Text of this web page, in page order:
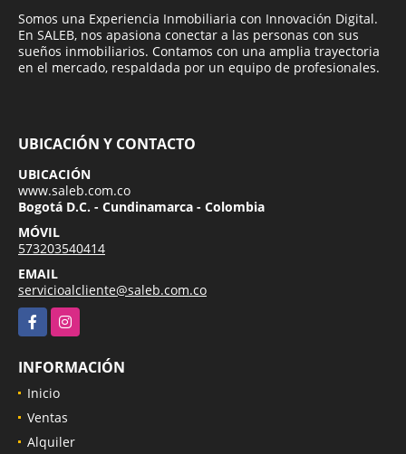
Somos una Experiencia Inmobiliaria con Innovación Digital.
En SALEB, nos apasiona conectar a las personas con sus
sueños inmobiliarios. Contamos con una amplia trayectoria
en el mercado, respaldada por un equipo de profesionales.
UBICACIÓN Y CONTACTO
UBICACIÓN
www.saleb.com.co
Bogotá D.C. - Cundinamarca - Colombia
MÓVIL
573203540414
EMAIL
servicioalcliente@saleb.com.co
FacebookInstagram
INFORMACIÓN
Inicio
Ventas
Alquiler